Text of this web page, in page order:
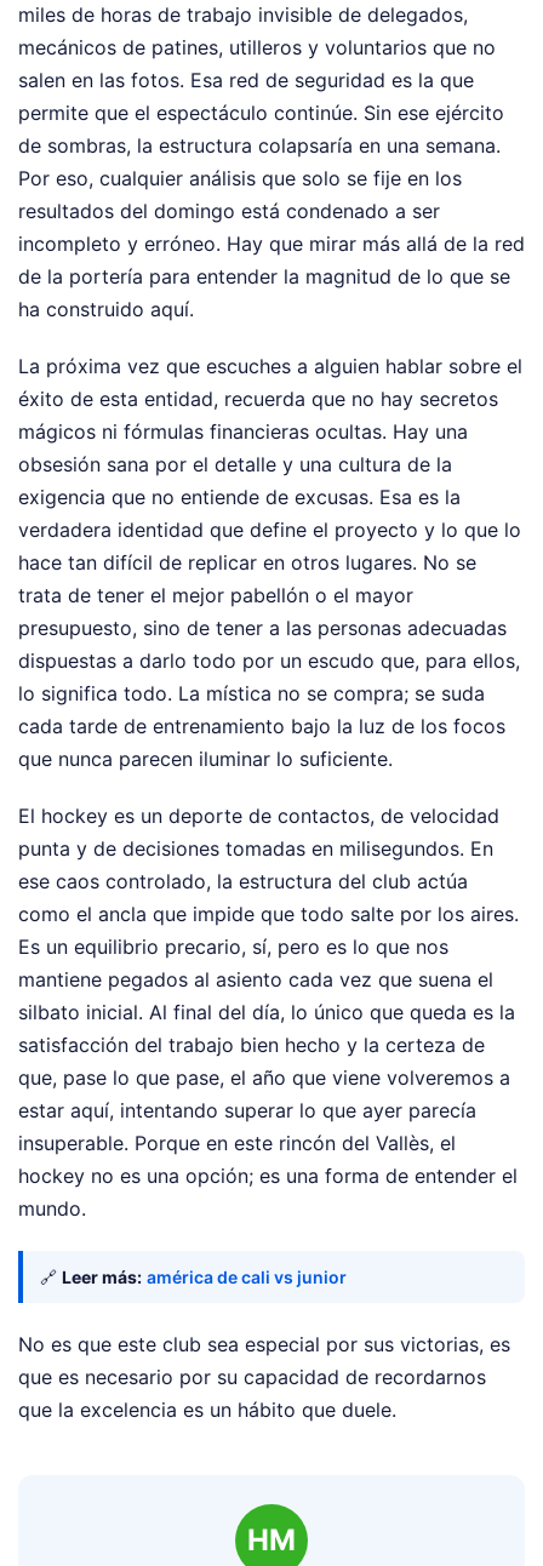
miles de horas de trabajo invisible de delegados,
mecánicos de patines, utilleros y voluntarios que no
salen en las fotos. Esa red de seguridad es la que
permite que el espectáculo continúe. Sin ese ejército
de sombras, la estructura colapsaría en una semana.
Por eso, cualquier análisis que solo se fije en los
resultados del domingo está condenado a ser
incompleto y erróneo. Hay que mirar más allá de la red
de la portería para entender la magnitud de lo que se
ha construido aquí.
La próxima vez que escuches a alguien hablar sobre el
éxito de esta entidad, recuerda que no hay secretos
mágicos ni fórmulas financieras ocultas. Hay una
obsesión sana por el detalle y una cultura de la
exigencia que no entiende de excusas. Esa es la
verdadera identidad que define el proyecto y lo que lo
hace tan difícil de replicar en otros lugares. No se
trata de tener el mejor pabellón o el mayor
presupuesto, sino de tener a las personas adecuadas
dispuestas a darlo todo por un escudo que, para ellos,
lo significa todo. La mística no se compra; se suda
cada tarde de entrenamiento bajo la luz de los focos
que nunca parecen iluminar lo suficiente.
El hockey es un deporte de contactos, de velocidad
punta y de decisiones tomadas en milisegundos. En
ese caos controlado, la estructura del club actúa
como el ancla que impide que todo salte por los aires.
Es un equilibrio precario, sí, pero es lo que nos
mantiene pegados al asiento cada vez que suena el
silbato inicial. Al final del día, lo único que queda es la
satisfacción del trabajo bien hecho y la certeza de
que, pase lo que pase, el año que viene volveremos a
estar aquí, intentando superar lo que ayer parecía
insuperable. Porque en este rincón del Vallès, el
hockey no es una opción; es una forma de entender el
mundo.
🔗 Leer más: américa de cali vs junior
No es que este club sea especial por sus victorias, es
que es necesario por su capacidad de recordarnos
que la excelencia es un hábito que duele.
HM